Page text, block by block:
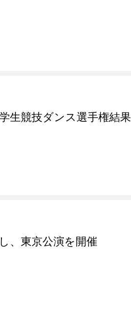
生競技ダンス選手権結果
、東京公演を開催